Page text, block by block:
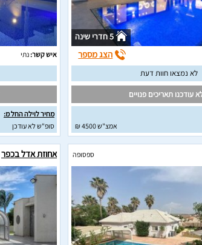
5 חדרי שינה
הצג מספר
לא נמצאו חוות דעת
עודכנו תאריכים פנויים
אמצ"ש 4500 ₪
איש קשר:נתי
מחיר לוילה החל מ:
סופ"ש לא עודכן
ספסופה אחוזת אדל בכפר